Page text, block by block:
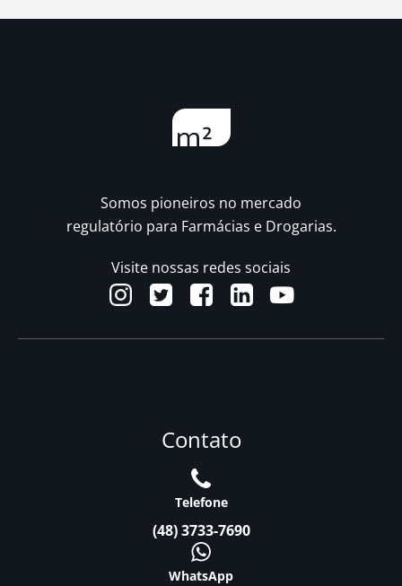
Somos pioneiros no mercado
regulatório para Farmácias e Drogarias.
Visite nossas redes sociais
Contato
Telefone
(48) 3733-7690
WhatsApp